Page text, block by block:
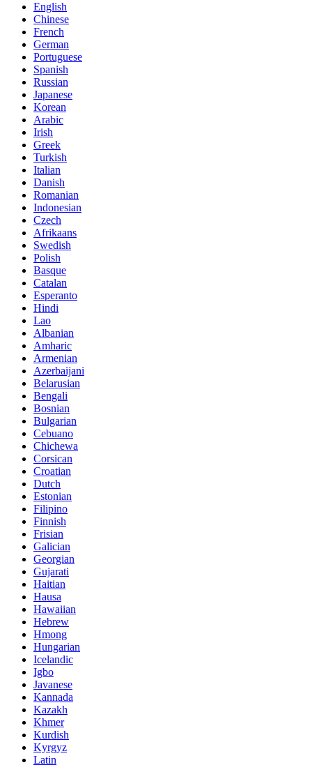
English
Chinese
French
German
Portuguese
Spanish
Russian
Japanese
Korean
Arabic
Irish
Greek
Turkish
Italian
Danish
Romanian
Indonesian
Czech
Afrikaans
Swedish
Polish
Basque
Catalan
Esperanto
Hindi
Lao
Albanian
Amharic
Armenian
Azerbaijani
Belarusian
Bengali
Bosnian
Bulgarian
Cebuano
Chichewa
Corsican
Croatian
Dutch
Estonian
Filipino
Finnish
Frisian
Galician
Georgian
Gujarati
Haitian
Hausa
Hawaiian
Hebrew
Hmong
Hungarian
Icelandic
Igbo
Javanese
Kannada
Kazakh
Khmer
Kurdish
Kyrgyz
Latin